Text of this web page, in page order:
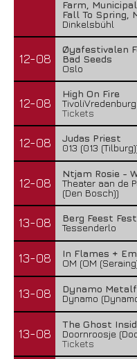
Farm,
Fall To Spring,
Dinkelsbühl
12-08
Øyafestivalen
Bad Seeds
Oslo
12-08
High On Fire
Tickets
12-08
Judas Priest
013 (013
12-08
Ntjam Rosie -
Theater aan de
(Den Bosch))
13-08
Berg Feest
Tessenderlo
13-08
In Flames +
OM (OM
13-08
Dynamo
Dynamo
13-08
The Ghost
Doornroosje
Tickets